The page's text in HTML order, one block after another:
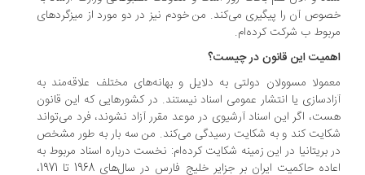
آن را پیگیری می‌کند. من خودم نیز در دو مورد از میزگردهای
ب شرکت کرده‌ام.
این قانون در چیست؟
مسوولان دولتی به دلایل و بهانه‌های مختلف علاقه‌مند به
یا انتشار عمومی اسناد نیستند. در کشورهایی که این قانون
اگر این اسناد آرشیوی در موعد مقرر آزاد نشوند، فرد می‌تواند
کند و به شکایت رسیدگی می‌کند. من سه بار به طور مشخص
بریتانیا در این زمینه شکایت کرده‌ام: نخست درباره اسناد مربوط به